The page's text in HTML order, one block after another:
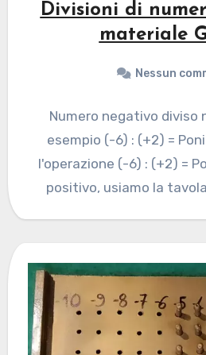
Divisioni di
materiale
Nessun
Numero negativo diviso
esempio (-6) : (+2) =
l'operazione (-6) : (+2) =
positivo, usiamo la